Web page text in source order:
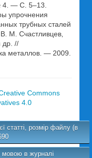
— С. 5–13.
упрочнения
трубных сталей
М. Счастливцев,
др. //
металлов. — 2009.
Commons
4.0
статті, розмір файлу (в
мовою в журналі